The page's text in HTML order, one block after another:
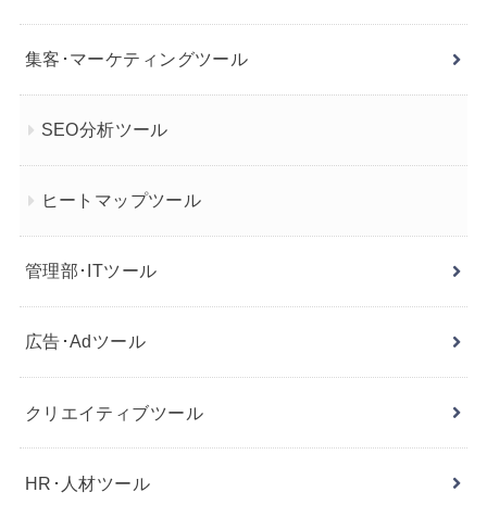
集客･マーケティングツール
SEO分析ツール
ヒートマップツール
管理部･ITツール
広告･Adツール
クリエイティブツール
HR･人材ツール